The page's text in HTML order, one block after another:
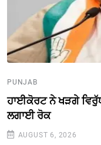
PUNJAB
ਹਾਈਕੋਰਟ ਨੇ ਖੜਗੇ
ਲਗਾਈ ਰੋਕ
AUGUST 6, 2026